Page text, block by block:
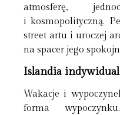
atmosferę,
i kosmopolityczną.
street artu i uroczej
na spacer jego
Islandia
Wakacje i
forma